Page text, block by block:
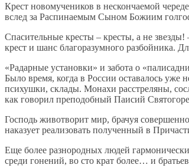
Крест новомучеников в нескончаемой
вслед за Распинаемым Сыном Божиим
Спасительные кресты – кресты, а не
крест и шанс благоразумного разбойника.
«Радарные установки» и забота о
Было время, когда в России оставалось
психушки, склады. Монахи расстреляны,
как говорил преподобный Паисий
Господь животворит мир, брачуя
наказует реализовать полученный в
Еще более разнородных людей
среди гонений, во сто крат более… и